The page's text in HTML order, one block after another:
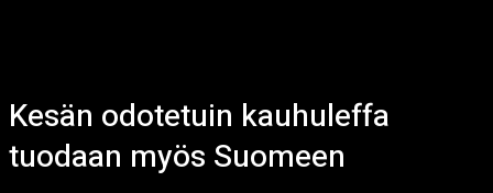
Kesän odotetuin kauhuleffa
tuodaan myös Suomeen